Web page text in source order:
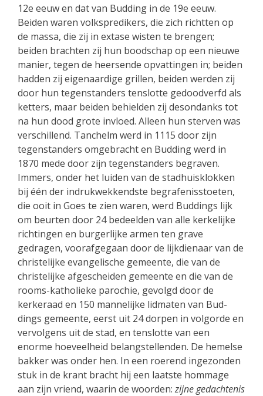
12e eeuw en dat van Budding in de 19e eeuw.
Beiden waren volkspredikers, die zich richtten op
de massa, die zij in extase wisten te brengen;
beiden brachten zij hun boodschap op een nieuwe
manier, tegen de heersende opvattingen in; beiden
hadden zij eigenaardige grillen, beiden werden zij
door hun tegenstanders tenslotte gedoodverfd als
ketters, maar beiden behielden zij desondanks tot
na hun dood grote invloed. Alleen hun sterven was
verschillend. Tan­chelm werd in 1115 door zijn
tegenstanders omgebracht en Budding werd in
1870 mede door zijn tegenstanders begraven.
Immers, onder het luiden van de stadhuisklokken
bij één der indrukwekkendste begrafenisstoeten,
die ooit in Goes te zien waren, werd Buddings lijk
om beurten door 24 bedeelden van alle kerkelijke
richtingen en burgerlijke armen ten grave
gedragen, voorafgegaan door de lijkdienaar van de
christelijke evangelische gemeente, die van de
christelijke afgescheiden gemeente en die van de
rooms-katholieke parochie, gevolgd door de
kerkeraad en 150 mannelijke lidmaten van Bud­
dings gemeente, eerst uit 24 dorpen in volgorde en
vervolgens uit de stad, en tenslotte van een
enorme hoeveelheid belangstellenden. De hemelse
bakker was onder hen. In een roerend ingezonden
stuk in de krant bracht hij een laatste hommage
aan zijn vriend, waarin de woorden:zijne gedachtenis